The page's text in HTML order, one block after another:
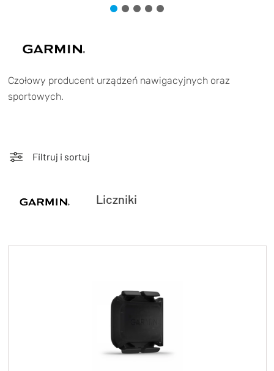
OGUMIENIE
promocji z eBonem 60zł na kolejne
Sprawdź teraz >>>
KOŁA
Kup bon podarunkowy
OUTLET
BONY
KONTAKT
Czołowy producent urządzeń nawigacyjnych oraz
sportowych.
Filtruj i sortuj
Liczniki